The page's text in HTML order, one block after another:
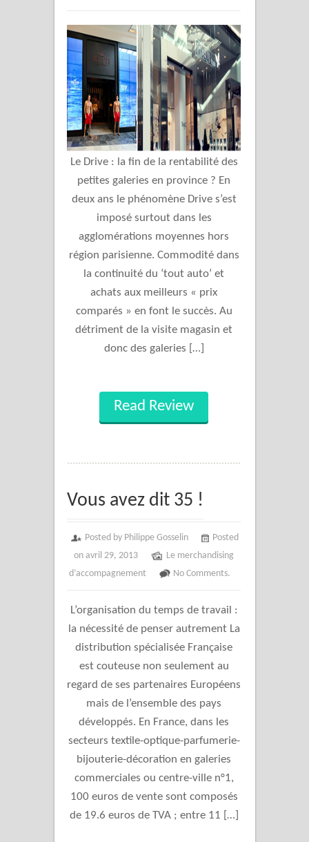
Le Drive : la fin de la rentabilité des
petites galeries en province ? En
deux ans le phénomène Drive s’est
imposé surtout dans les
agglomérations moyennes hors
région parisienne. Commodité dans
la continuité du ‘tout auto’ et
achats aux meilleurs « prix
comparés » en font le succès. Au
détriment de la visite magasin et
donc des galeries […]
Read Review
Vous avez dit 35 !
Posted by Philippe Gosselin
Posted
on avril 29, 2013
Le merchandising
d’accompagnement
No Comments.
L’organisation du temps de travail :
la nécessité de penser autrement La
distribution spécialisée Française
est couteuse non seulement au
regard de ses partenaires Européens
mais de l’ensemble des pays
développés. En France, dans les
secteurs textile-optique-parfumerie-
bijouterie-décoration en galeries
commerciales ou centre-ville n°1,
100 euros de vente sont composés
de 19.6 euros de TVA ; entre 11 […]